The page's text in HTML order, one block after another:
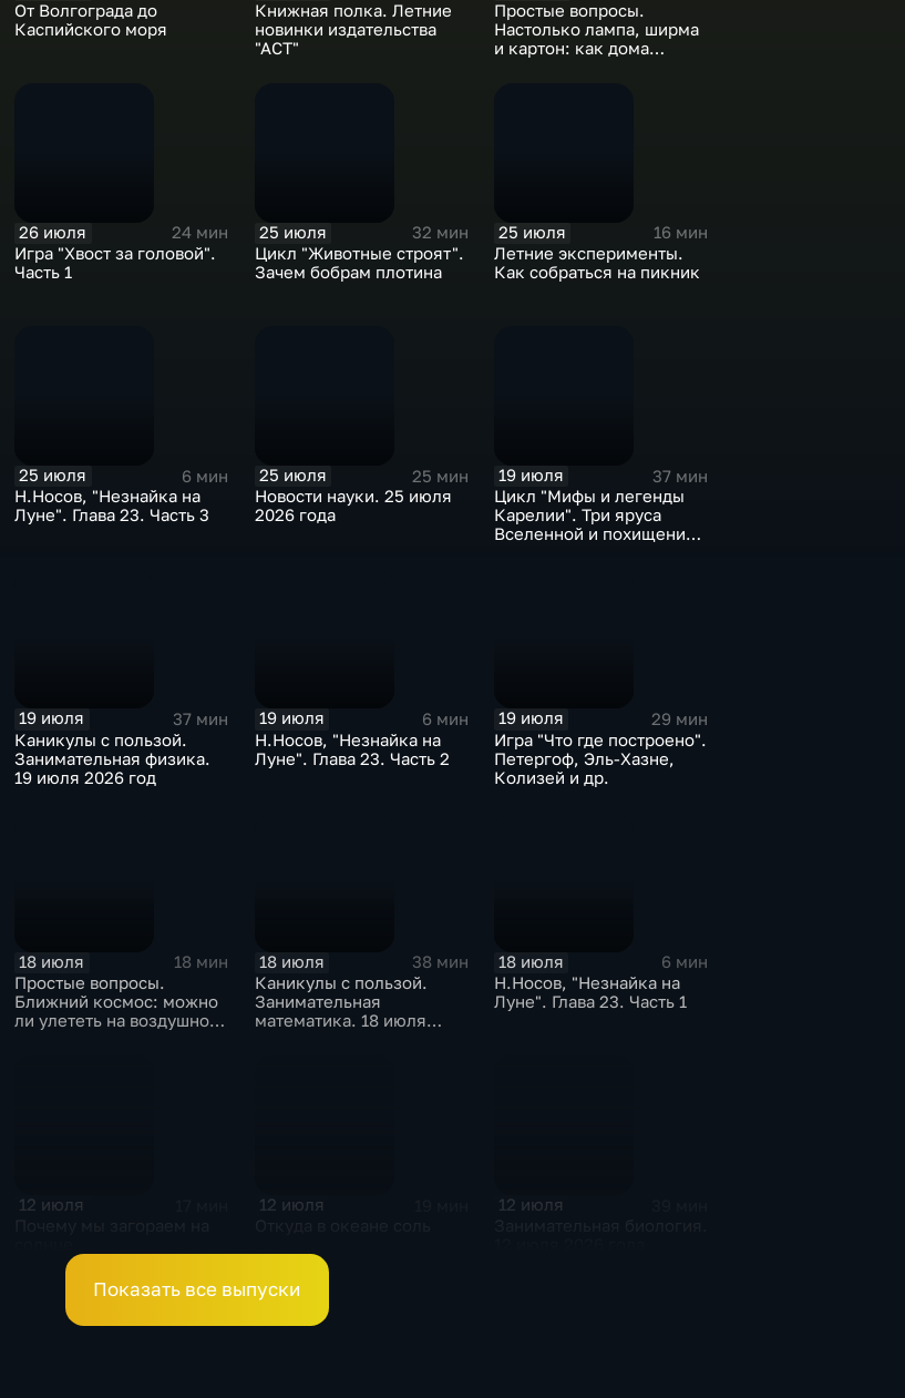
От Волгограда до
Каспийского моря
Книжная полка. Летние
новинки издательства
"АСТ"
Простые вопросы.
Настолько лампа, ширма
и картон: как дома
26 июля
24 мин
Игра "Хвост за головой".
Часть 1
25 июля
32 мин
Цикл "Животные строят".
Зачем бобрам плотина
25 июля
16 мин
Летние эксперименты.
Как собраться на пикник
25 июля
6 мин
Н.Носов, "Незнайка на
Луне". Глава 23. Часть 3
25 июля
25 мин
Новости науки. 25 июля
2026 года
19 июля
37 мин
Цикл "Мифы и легенды
Карелии". Три яруса
Вселенной и похищение
19 июля
37 мин
Каникулы с пользой.
Занимательная физика.
19 июля 2026 год
19 июля
6 мин
Н.Носов, "Незнайка на
Луне". Глава 23. Часть 2
19 июля
29 мин
Игра "Что где построено".
Петергоф, Эль-Хазне,
Колизей и др.
18 июля
18 мин
Простые вопросы.
Ближний космос: можно
ли улететь на воздушном
18 июля
38 мин
Каникулы с пользой.
Занимательная
математика. 18 июля
18 июля
6 мин
Н.Носов, "Незнайка на
Луне". Глава 23. Часть 1
12 июля 12 июля 12 июля
Показать все выпуски